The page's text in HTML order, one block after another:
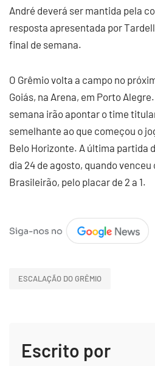
André deverá ser mantida pela
resposta apresentada por
final de semana.
O Grêmio volta a campo no
Goiás, na Arena, em Porto
semana irão apontar o time
semelhante ao que começou o
Belo Horizonte. A última partida
dia 24 de agosto, quando
Brasileirão, pelo placar de 2 a 1.
ESCALAÇÃO DO GRÊMIO
Escrito por